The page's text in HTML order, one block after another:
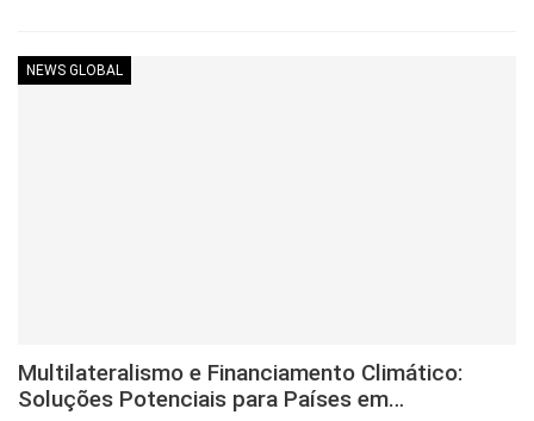
NEWS GLOBAL
Multilateralismo e Financiamento Climático:
Soluções Potenciais para Países em…